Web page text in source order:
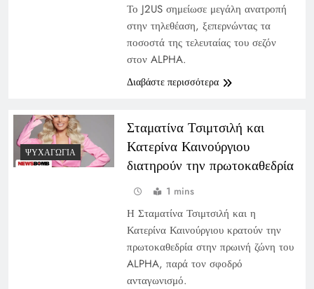
Το J2US σημείωσε μεγάλη ανατροπή
στην τηλεθέαση, ξεπερνώντας τα
ποσοστά της τελευταίας του σεζόν
στον ALPHA.
Διαβάστε περισσότερα
ΨΥΧΑΓΩΓΊΑ
Σταματίνα Τσιμτσιλή και
Κατερίνα Καινούργιου
διατηρούν την πρωτοκαθεδρία
1 mins
Η Σταματίνα Τσιμτσιλή και η
Κατερίνα Καινούργιου κρατούν την
πρωτοκαθεδρία στην πρωινή ζώνη του
ALPHA, παρά τον σφοδρό
ανταγωνισμό.